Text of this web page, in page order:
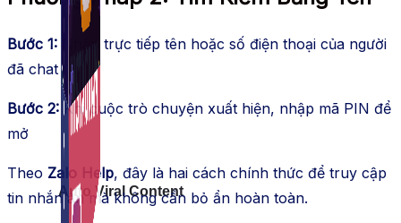
Auto Viral Content
Bước 1: Nhập trực tiếp tên hoặc số điện thoại của người
đã chat
Bước 2: Khi cuộc trò chuyện xuất hiện, nhập mã PIN để
mở
Theo Zalo Help, đây là hai cách chính thức để truy cập
tin nhắn ẩn mà không cần bỏ ẩn hoàn toàn.